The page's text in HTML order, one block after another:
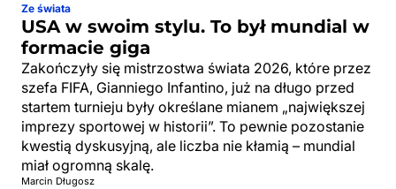
Ze świata
USA w swoim stylu. To był mundial w
formacie giga
Zakończyły się mistrzostwa świata 2026, które przez
szefa FIFA, Gianniego Infantino, już na długo przed
startem turnieju były określane mianem „największej
imprezy sportowej w historii”. To pewnie pozostanie
kwestią dyskusyjną, ale liczba nie kłamią – mundial
miał ogromną skalę.
Marcin Długosz